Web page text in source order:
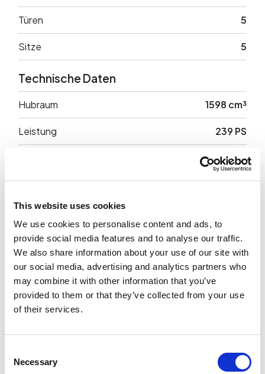
This website uses cookies
We use cookies to personalise content and ads, to
provide social media features and to analyse our traffic.
We also share information about your use of our site with
our social media, advertising and analytics partners who
may combine it with other information that you’ve
provided to them or that they’ve collected from your use
of their services.
Selection
Necessary
Türen 5
Sitze 5
Technische Daten
Hubraum 1598 cm³
Leistung 239 PS
Anteriore
Leergewicht 1665 Kg
Optionale Ausstattung
Serienausstattung
Verbrauch und Emissionen